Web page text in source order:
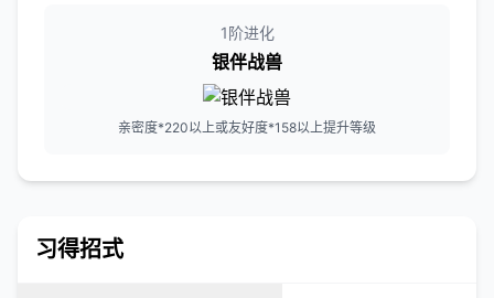
1阶进化
银伴战兽
亲密度*220以上或友好度*158以上提升等级
习得招式